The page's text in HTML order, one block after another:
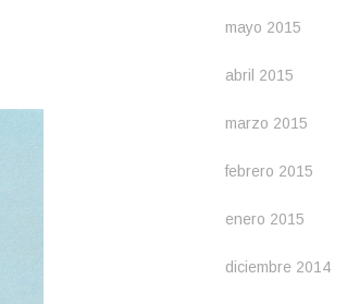
mayo 2015
abril 2015
marzo 2015
febrero 2015
enero 2015
diciembre 2014